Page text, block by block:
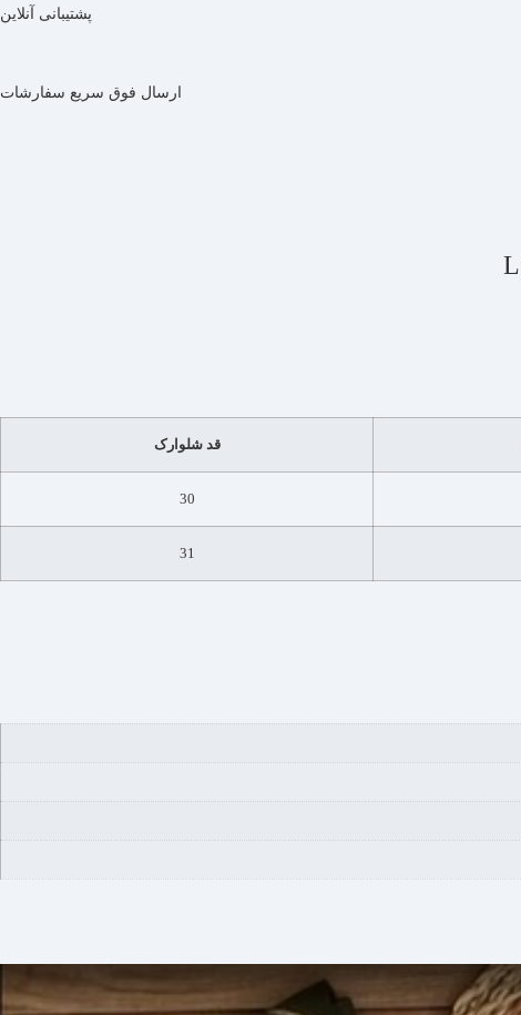
پشتیبانی آنلاین
ارسال فوق سریع سفارشات
قد شلوارک
30
31